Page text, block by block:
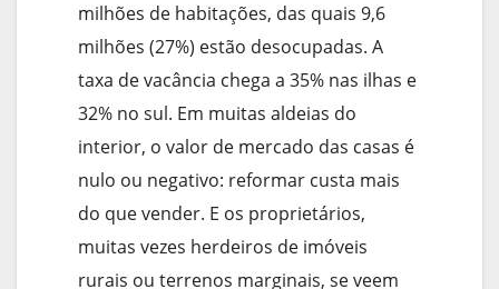
milhões de habitações, das quais 9,6
milhões (27%) estão desocupadas. A
taxa de vacância chega a 35% nas ilhas e
32% no sul. Em muitas aldeias do
interior, o valor de mercado das casas é
nulo ou negativo: reformar custa mais
do que vender. E os proprietários,
muitas vezes herdeiros de imóveis
rurais ou terrenos marginais, se veem